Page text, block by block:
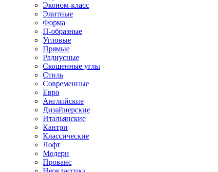
Эконом-класс
Элитные
Форма
П-образные
Угловые
Прямые
Радиусные
Скошенные углы
Стиль
Современные
Евро
Английские
Дизайнерские
Итальянские
Кантри
Классические
Лофт
Модерн
Прованс